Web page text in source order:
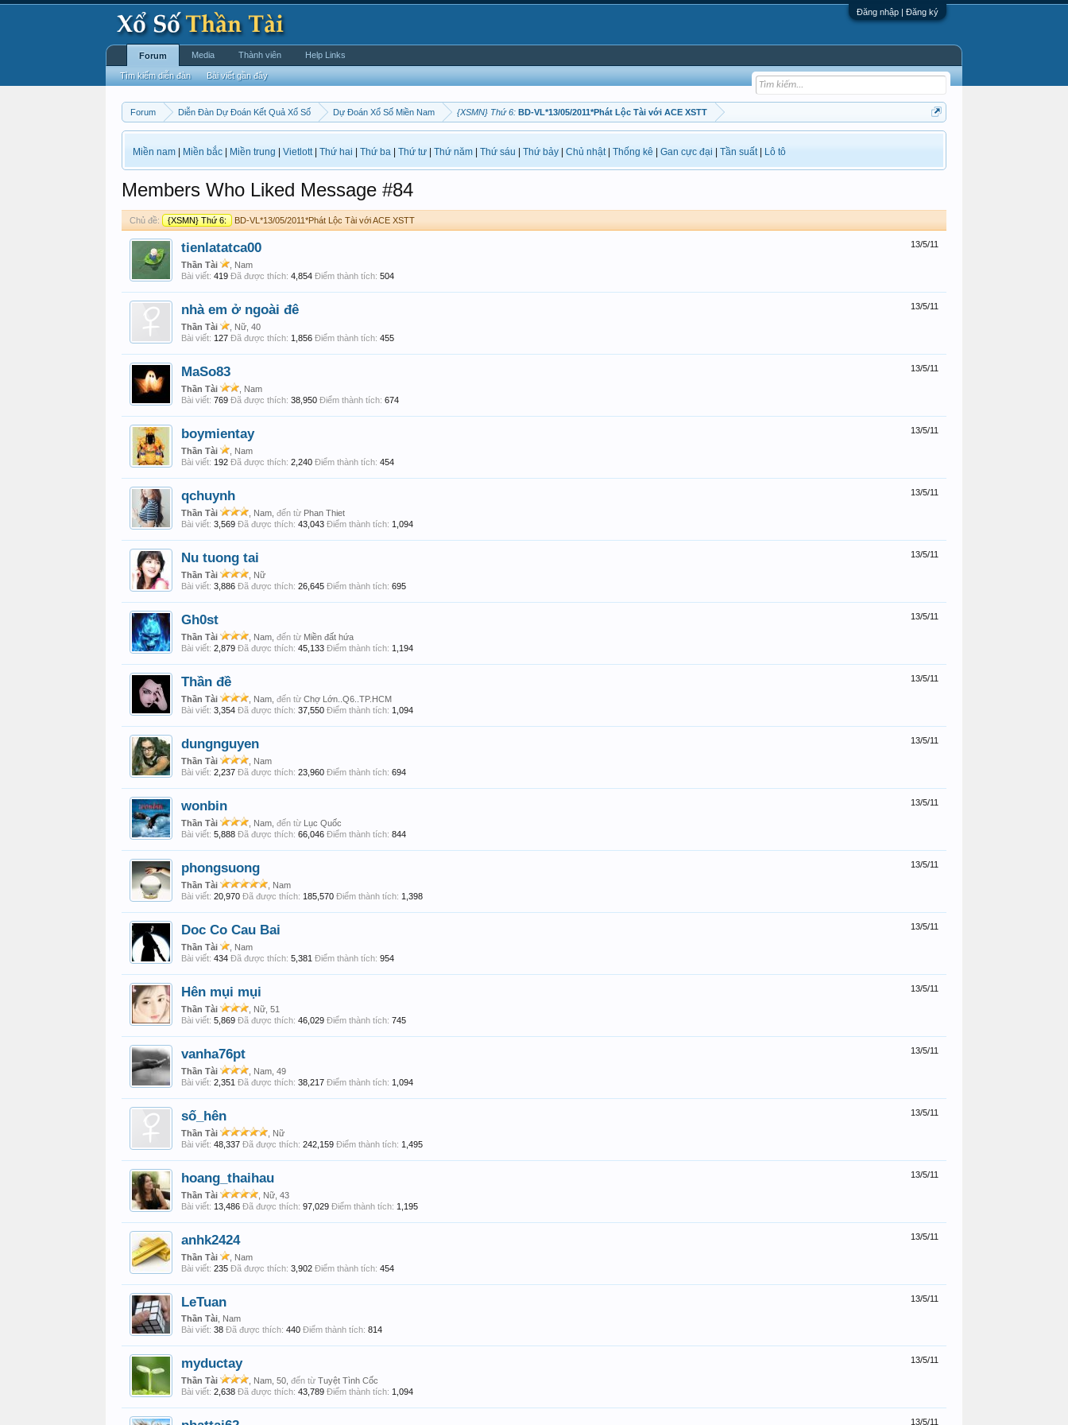
Đăng nhập | Đăng ký
Forum Diễn Đàn Dự Đoán Kết Quả Xổ Số Dự Đoán Xổ Số Miền Nam {XSMN} Thứ 6: BD-VL*13/05/2011*Phát Lộc Tài với ACE XSTT
Miền nam Miền bắc Miền trung Vietlott| Thứ hai Thứ ba Thứ tư Thứ năm Thứ sáu Thứ bảy Chủ nhật| Thống kê Gan cực đại Tần suất| Lô tô
Members Who Liked Message #84
Chủ đề: {XSMN} Thứ 6: BD-VL*13/05/2011*Phát Lộc Tài với ACE XSTT
13/5/11
tienlatatca00
Thần Tài
, Nam
Bài viết: 419 Đã được thích: 4,854 Điểm thành tích: 504
13/5/11
nhà em ở ngoài đê
Thần Tài
, Nữ, 40
Bài viết: 127 Đã được thích: 1,856 Điểm thành tích: 455
13/5/11
MaSo83
Thần Tài
, Nam
Bài viết: 769 Đã được thích: 38,950 Điểm thành tích: 674
13/5/11
boymientay
Thần Tài
, Nam
Bài viết: 192 Đã được thích: 2,240 Điểm thành tích: 454
13/5/11
qchuynh
Thần Tài , Nam, đến từ Phan Thiet
Bài viết: 3,569 Đã được thích: 43,043 Điểm thành tích: 1,094
13/5/11
Nu tuong tai
Thần Tài
, Nữ
Bài viết: 3,886 Đã được thích: 26,645 Điểm thành tích: 695
13/5/11
Gh0st
Thần Tài , Nam, đến từ Miền đất hứa
Bài viết: 2,879 Đã được thích: 45,133 Điểm thành tích: 1,194
13/5/11
Thần đề
Thần Tài , Nam, đến từ Chợ Lớn..Q6..TP.HCM
Bài viết: 3,354 Đã được thích: 37,550 Điểm thành tích: 1,094
13/5/11
dungnguyen
Thần Tài
, Nam
Bài viết: 2,237 Đã được thích: 23,960 Điểm thành tích: 694
13/5/11
wonbin
Thần Tài , Nam, đến từ Lục Quốc
Bài viết: 5,888 Đã được thích: 66,046 Điểm thành tích: 844
13/5/11
phongsuong
Thần Tài
, Nam
Bài viết: 20,970 Đã được thích: 185,570 Điểm thành tích: 1,398
13/5/11
Doc Co Cau Bai
Thần Tài
, Nam
Bài viết: 434 Đã được thích: 5,381 Điểm thành tích: 954
13/5/11
Hên mụi mụi
Thần Tài
, Nữ, 51
Bài viết: 5,869 Đã được thích: 46,029 Điểm thành tích: 745
13/5/11
vanha76pt
Thần Tài
, Nam, 49
Bài viết: 2,351 Đã được thích: 38,217 Điểm thành tích: 1,094
13/5/11
số_hên
Thần Tài
, Nữ
Bài viết: 48,337 Đã được thích: 242,159 Điểm thành tích: 1,495
13/5/11
hoang_thaihau
Thần Tài
, Nữ, 43
Bài viết: 13,486 Đã được thích: 97,029 Điểm thành tích: 1,195
13/5/11
anhk2424
Thần Tài
, Nam
Bài viết: 235 Đã được thích: 3,902 Điểm thành tích: 454
13/5/11
LeTuan
Thần Tài , Nam
Bài viết: 38 Đã được thích: 440 Điểm thành tích: 814
13/5/11
myductay
Thần Tài , Nam, 50, đến từ Tuyệt Tình Cốc
Bài viết: 2,638 Đã được thích: 43,789 Điểm thành tích: 1,094
13/5/11
Forum
Tìm kiếm diễn đàn Bài viết gần đây
Media Thành viên Help Links